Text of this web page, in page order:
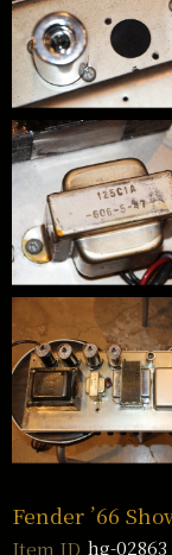
Fender ’66
Item ID hg-02863